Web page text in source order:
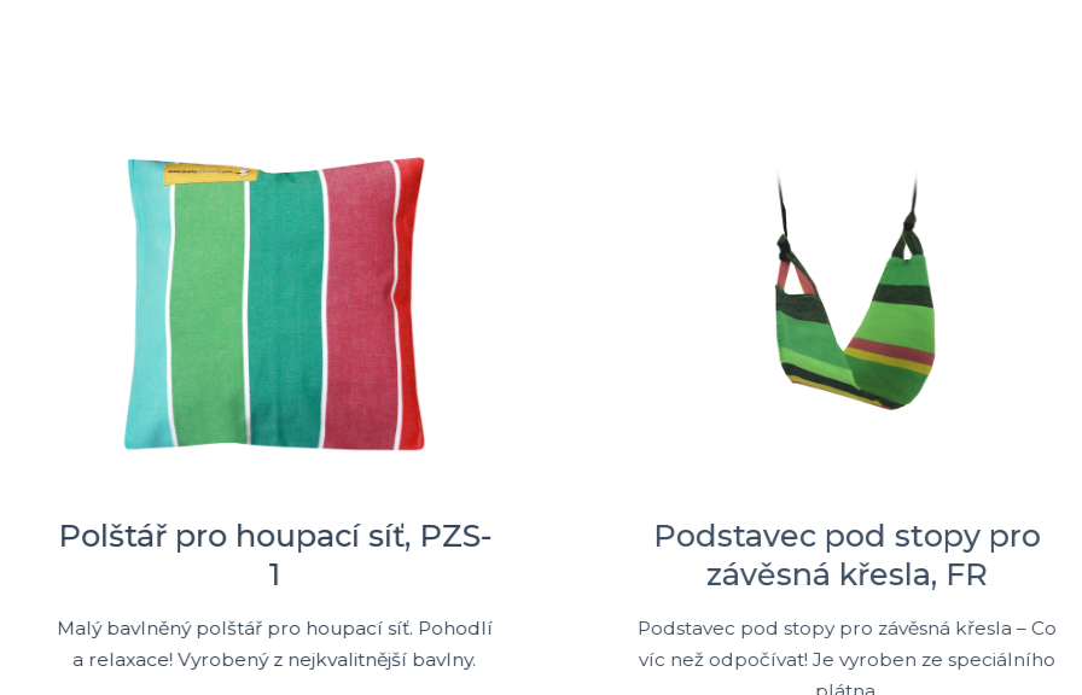
Polštář pro houpací síť, PZS-
1
Malý bavlněný polštář pro houpací síť. Pohodlí
a relaxace! Vyrobený z nejkvalitnější bavlny.
Podstavec pod stopy pro
závěsná křesla, FR
Podstavec pod stopy pro závěsná křesla – Co
víc než odpočívat! Je vyroben ze speciálního